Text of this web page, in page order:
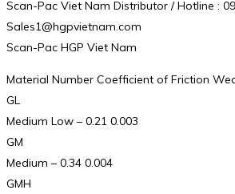
Scan-Pac Viet Nam Distributor / Hotline :
Sales1@hgpvietnam.com
Scan-Pac HGP Viet Nam
Material Number Coefficient of Friction
GL
Medium Low – 0.21 0.003
GM
Medium – 0.34 0.004
GMH